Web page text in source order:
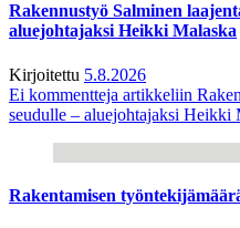
Rakennustyö Salminen
aluejohtajaksi Heikki Malaska
Kirjoitettu 5.8.2026
Ei kommentteja artikkeliin
seudulle – aluejohtajaksi Heikki
Rakentamisen